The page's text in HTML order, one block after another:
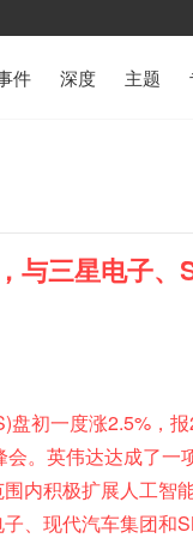
件 深度 主题
与三星电子
初一度涨2.5%，
。英伟达达成了
内积极扩展人工智
、现代汽车集团和